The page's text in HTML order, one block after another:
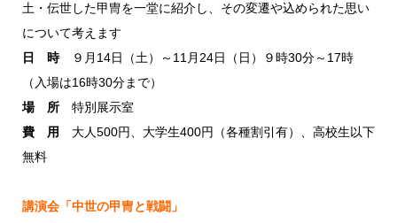
土・伝世した甲冑を一堂に紹介し、その変遷や込められた思い
について考えます
日 時９月14日（土）～11月24日（日）９時30分～17時
（入場は16時30分まで）
場 所 特別展示室
費 用
大人500円、大学生400円（各種割引有）、高校生以下
無料
講演会「中世の甲冑と戦闘」